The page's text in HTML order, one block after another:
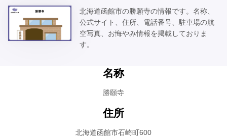
北海道函館市の勝願寺の情報です。名称、
公式サイト、住所、電話番号、駐車場の航
空写真、お悔やみ情報を掲載しておりま
す。
名称
勝願寺
住所
北海道函館市石崎町600